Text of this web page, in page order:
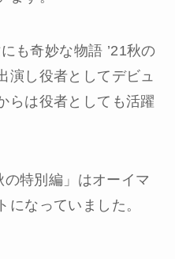
も奇妙な物語 ’21秋の
演し役者としてデビュ
らは役者としても活躍
の特別編」はオーイマ
になっていました。